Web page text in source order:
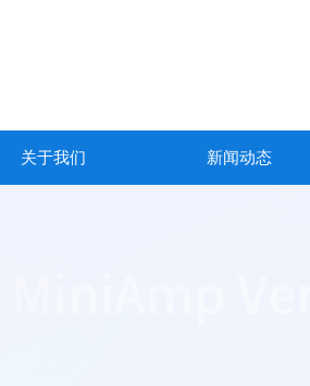
关于我们 新闻动态